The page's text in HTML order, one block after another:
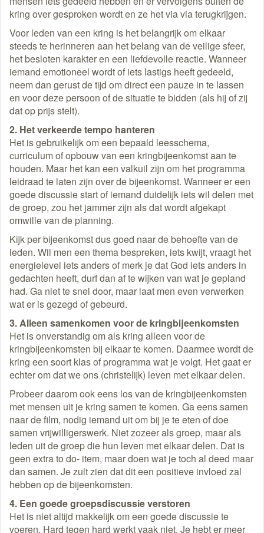
kring over gesproken wordt en ze het via via terugkrijgen.
Voor leden van een kring is het belangrijk om elkaar
steeds te herinneren aan het belang van de veilige sfeer,
het besloten karakter en een liefdevolle reactie. Wanneer
iemand emotioneel wordt of iets lastigs heeft gedeeld,
neem dan gerust de tijd om direct een pauze in te lassen
en voor deze persoon of de situatie te bidden (als hij of zij
dat op prijs stelt).
2. Het verkeerde tempo hanteren
Het is gebruikelijk om een bepaald leesschema,
curriculum of opbouw van een kringbijeenkomst aan te
houden. Maar het kan een valkuil zijn om het programma
leidraad te laten zijn over de bijeenkomst. Wanneer er een
goede discussie start of iemand duidelijk iets wil delen met
de groep, zou het jammer zijn als dat wordt afgekapt
omwille van de planning.
Kijk per bijeenkomst dus goed naar de behoefte van de
leden. Wil men een thema bespreken, iets kwijt, vraagt het
energielevel iets anders of merk je dat God iets anders in
gedachten heeft, durf dan af te wijken van wat je gepland
had. Ga niet te snel door, maar laat men even verwerken
wat er is gezegd of gebeurd.
3. Alleen samenkomen voor de kringbijeenkomsten
Het is onverstandig om als kring alleen voor de
kringbijeenkomsten bij elkaar te komen. Daarmee wordt de
kring een soort klas of programma wat je volgt. Het gaat er
echter om dat we ons (christelijk) leven met elkaar delen.
Probeer daarom ook eens los van de kringbijeenkomsten
met mensen uit je kring samen te komen. Ga eens samen
naar de film, nodig iemand uit om bij je te eten of doe
samen vrijwilligerswerk. Niet zozeer als groep, maar als
leden uit de groep die hun leven met elkaar delen. Dat is
geen extra to do- item, maar doen wat je toch al deed maar
dan samen. Je zult zien dat dit een positieve invloed zal
hebben op de bijeenkomsten.
4. Een goede groepsdiscussie verstoren
Het is niet altijd makkelijk om een goede discussie te
voeren. Hard tegen hard werkt vaak niet. Je hebt er meer